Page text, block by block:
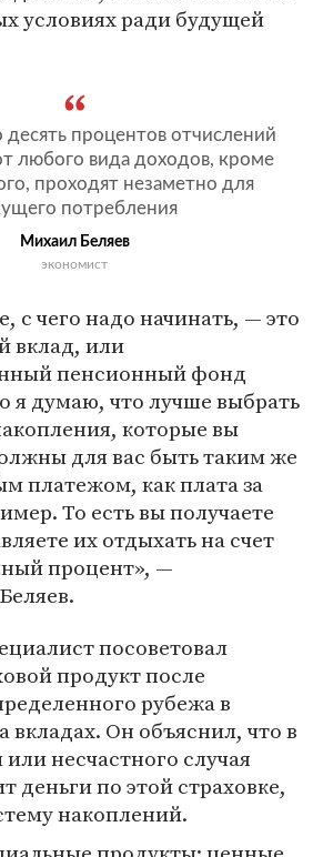
условиях ради будущей
десять процентов отчислений
любого вида доходов, кроме
проходят незаметно для
потребления
Михаил Беляев
экономист
с чего надо начинать, — это
вклад, или
пенсионный фонд
я думаю, что лучше выбрать
которые вы
для вас быть таким же
платежом, как плата за
То есть вы получаете
их отдыхать на счет
процент», —
посоветовал
продукт после
рубежа в
вкладах. Он объяснил, что в
или несчастного случая
деньги по этой страховке,
накоплений.